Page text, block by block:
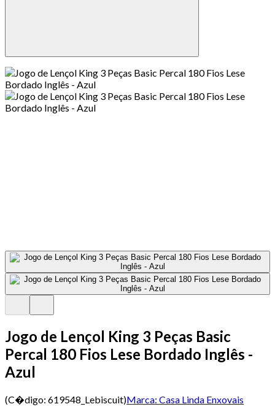
Jogo de Lençol King 3 Peças Basic
Percal 180 Fios Lese Bordado Inglês -
Azul
(C�digo: 619548_Lebiscuit)Marca: Casa Linda Enxovais